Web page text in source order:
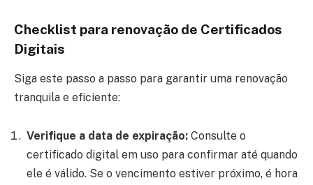
Checklist para renovação de Certificados
Digitais
Siga este passo a passo para garantir uma renovação
tranquila e eficiente:
Verifique a data de expiração: Consulte o
certificado digital em uso para confirmar até quando
ele é válido. Se o vencimento estiver próximo, é hora